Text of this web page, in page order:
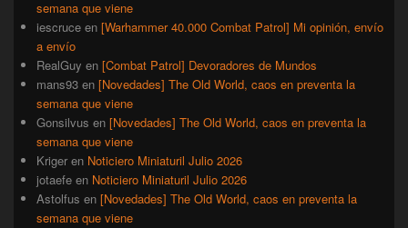
semana que viene
iescruce en [Warhammer 40.000 Combat Patrol] Mi opinión, envío
a envío
RealGuy en [Combat Patrol] Devoradores de Mundos
mans93 en [Novedades] The Old World, caos en preventa la
semana que viene
Gonsilvus en [Novedades] The Old World, caos en preventa la
semana que viene
Kriger en Noticiero Miniaturil Julio 2026
jotaefe en Noticiero Miniaturil Julio 2026
Astolfus en [Novedades] The Old World, caos en preventa la
semana que viene